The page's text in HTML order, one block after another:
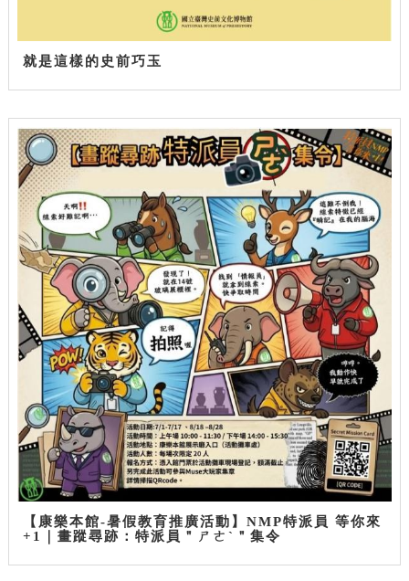
就是這樣的史前巧玉
【康樂本館-暑假教育推廣活動】NMP特派員 等你來
+1｜畫蹤尋跡：特派員＂ㄕㄜˋ＂集令